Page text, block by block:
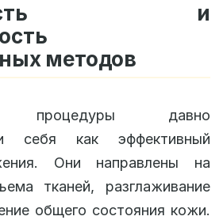
и
методов
процедуры давно
себя как эффективный
Они направлены на
тканей, разглаживание
общего состояния кожи.